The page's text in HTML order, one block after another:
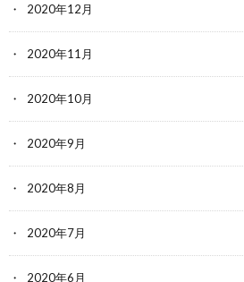
2020年12月
2020年11月
2020年10月
2020年9月
2020年8月
2020年7月
2020年6月